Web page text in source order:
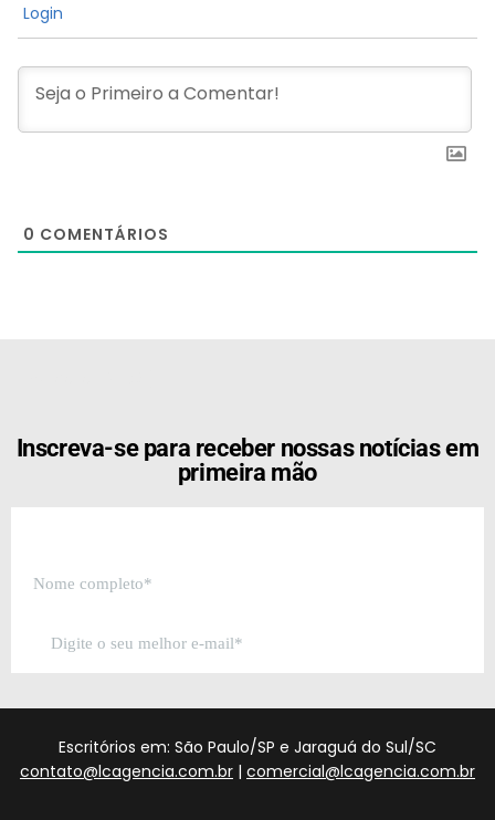
Login
0 COMENTÁRIOS
Inscreva-se para receber nossas notícias em
primeira mão
Escritórios em: São Paulo/SP e Jaraguá do Sul/SC
contato@lcagencia.com.br | comercial@lcagencia.com.br